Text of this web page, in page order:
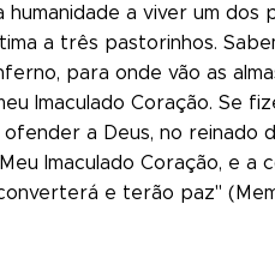
a viver um dos
a três pastorinhos.
para onde vão as
Imaculado Coração. Se
a Deus, no reinado
Imaculado Coração, e a
e terão paz"